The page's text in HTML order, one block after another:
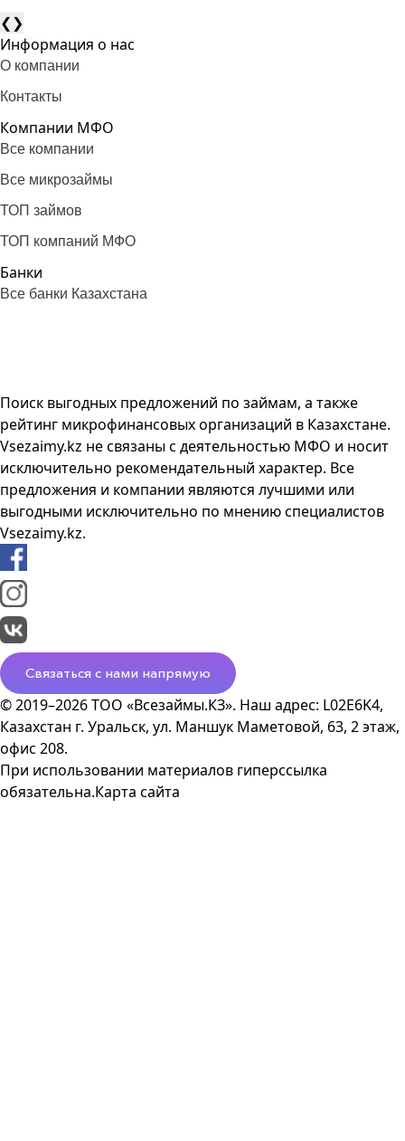
❮❯
Информация о нас
О компании
Контакты
Компании МФО
Все компании
Все микрозаймы
ТОП займов
ТОП компаний МФО
Банки
Все банки Казахстана
Поиск выгодных предложений по займам, а также
рейтинг микрофинансовых организаций в Казахстане.
Vsezaimy.kz не связаны с деятельностью МФО и носит
исключительно рекомендательный характер. Все
предложения и компании являются лучшими или
выгодными исключительно по мнению специалистов
Vsezaimy.kz.
Связаться с нами напрямую
© 2019–2026 ТОО «Всезаймы.КЗ». Наш адрес: L02E6K4,
Казахстан г. Уральск, ул. Маншук Маметовой, 63, 2 этаж,
офис 208.
При использовании материалов гиперссылка
обязательна.Карта сайта